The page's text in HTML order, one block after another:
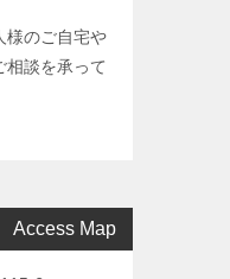
様のご自宅や
相談を承って
Access Map